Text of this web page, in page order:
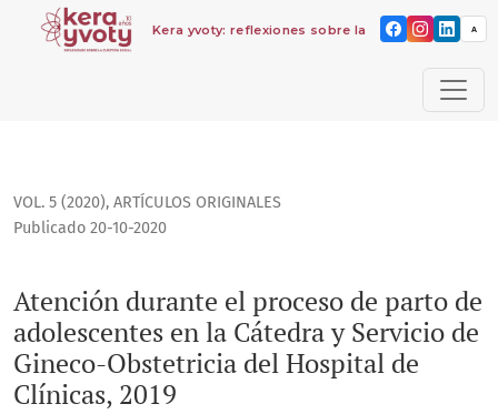
Kera yvoty: reflexiones sobre la cuestión socialA
Atención durante el proceso de parto de adolescentes en
VOL. 5 (2020), ARTÍCULOS ORIGINALES
Atención durante el proceso de parto de
adolescentes en la Cátedra y Servicio de
Gineco-Obstetricia del Hospital de
Clínicas, 2019
Publicado 20-10-2020